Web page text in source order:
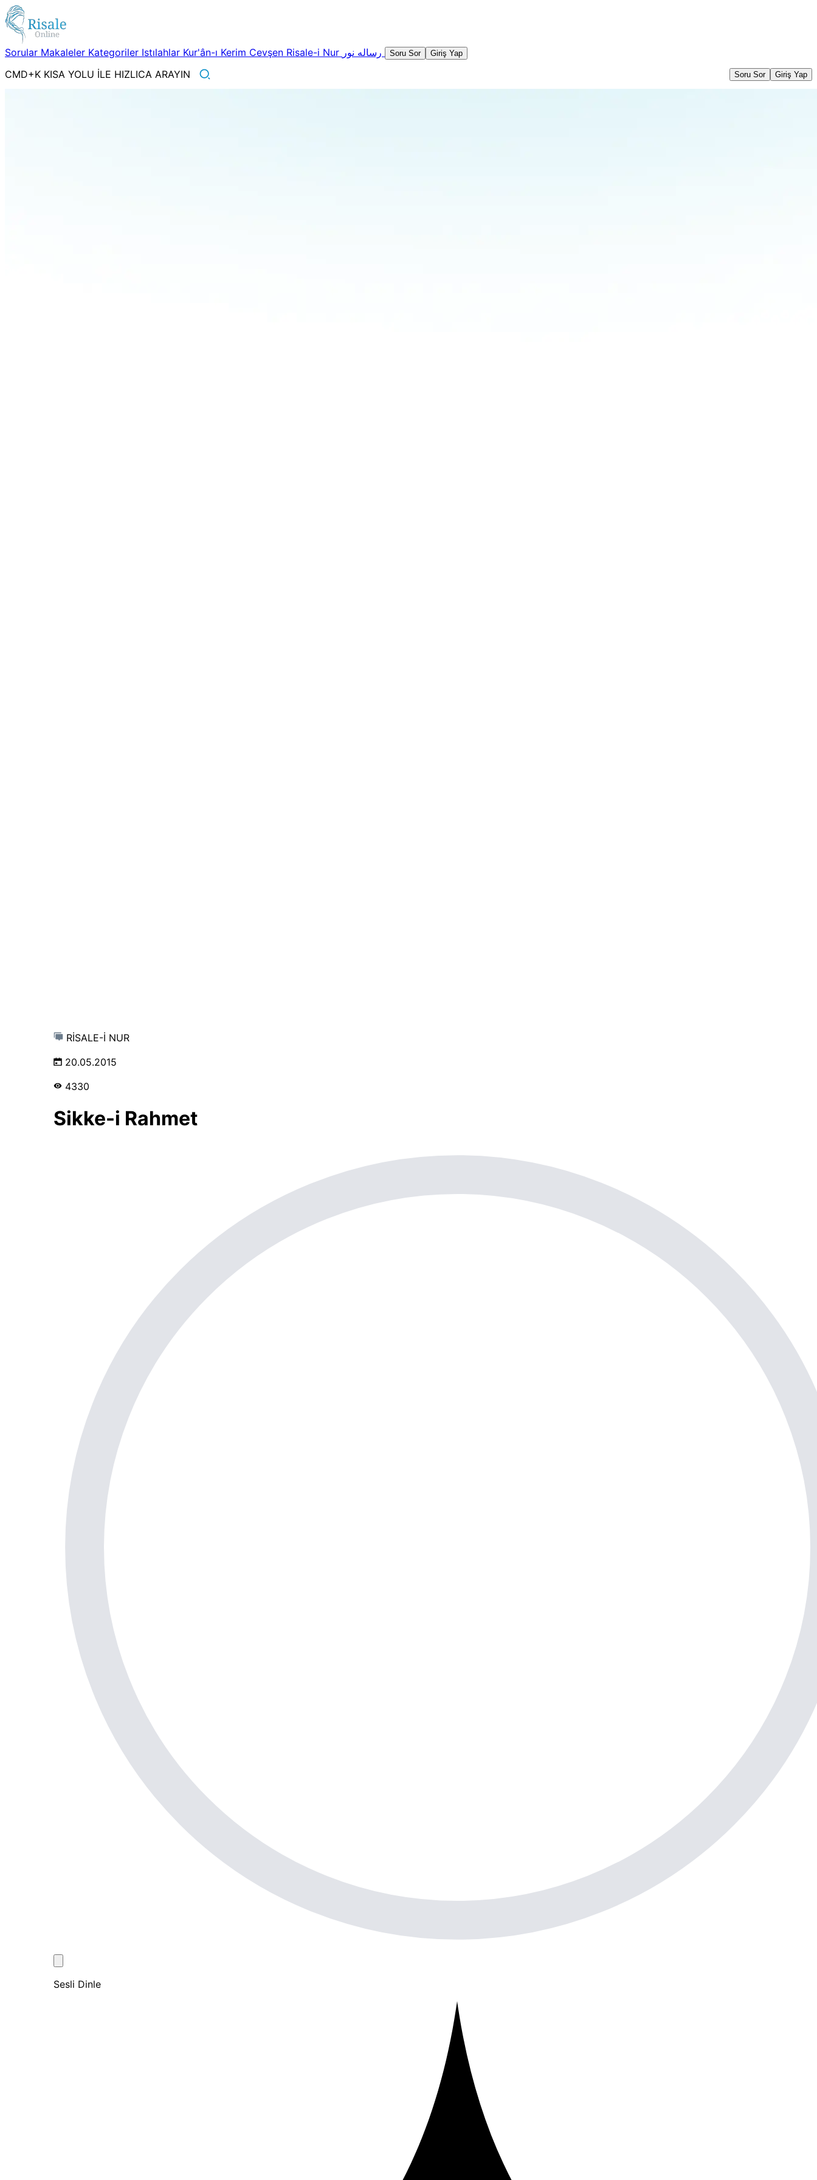
Sorular Makaleler Kategoriler Istılahlar Kur'ân-ı Kerim Cevşen Risale-i Nur Soru Sor Giriş Yap
CMD+K KISA YOLU İLE HIZLICA ARAYIN Soru Sor Giriş Yap
RİSALE-İ NUR
20.05.2015
4330
Sikke-i Rahmet
Sesli Dinle